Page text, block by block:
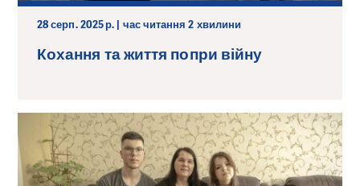
28 серп. 2025 р. | час читання 2 хвилини
Кохання та життя попри війну